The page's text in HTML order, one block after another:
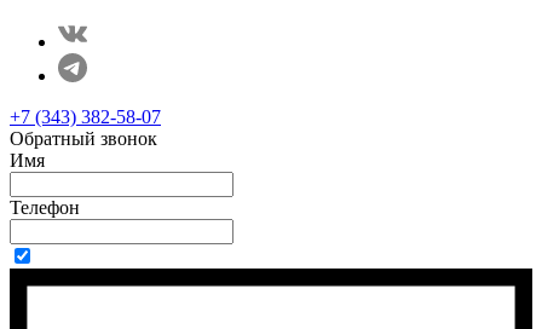
+7 (343) 382-58-07
Обратный звонок
Имя
Телефон